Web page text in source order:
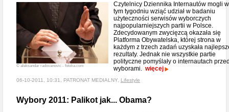
© aleksandar radovanovic - fotolia.com
Czytelnicy Dziennika Internautów mogli w
tym tygodniu wziąć udział w badaniu
użyteczności serwisów wyborczych
najpopularniejszych partii w Polsce.
Zdecydowanym zwycięzcą okazała się
Platforma Obywatelska, której strona w
każdym z trzech zadań uzyskała
rezultaty. Jednak nie wszystkie partie
polityczne pomyślały o internautach
wyborami. więcej
06-10-2011, 10:31, PATRONAT MEDIALNY, Lifestyle
Wybory 2011: Palikot jak... Obama?